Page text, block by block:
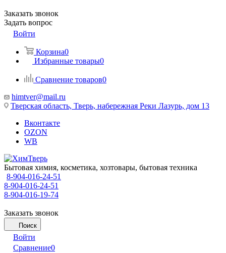
Заказать звонок
Задать вопрос
Войти
Корзина0
Избранные товары0
Сравнение товаров0
himtver@mail.ru
Тверская область, Тверь, набережная Реки Лазурь, дом 13
Вконтакте
OZON
WB
Бытовая химия, косметика, хозтовары, бытовая техника
8-904-016-24-51
8-904-016-24-51
8-904-016-19-74
Заказать звонок
Поиск
Войти
Сравнение0